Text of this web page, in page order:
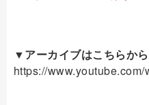
▼アーカイブはこちらか
https://